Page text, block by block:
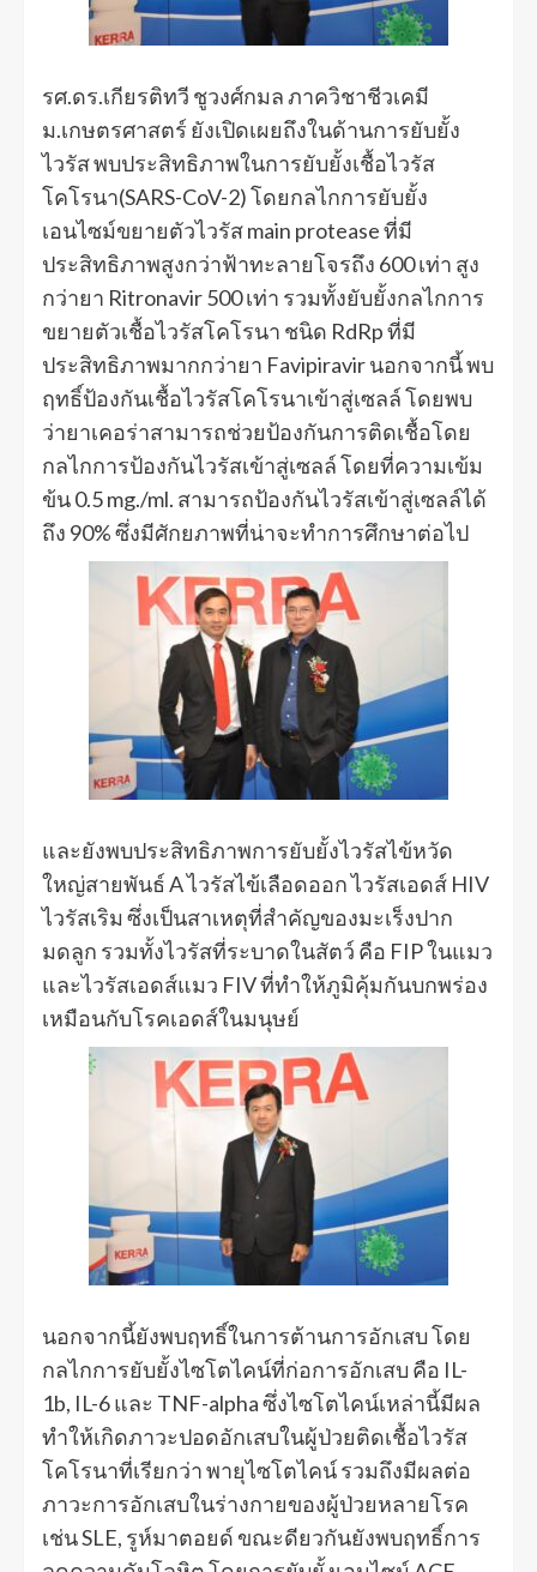
รศ.ดร.เกียรติทวี ชูวงศ์กมล ภาควิชาชีวเคมี
ม.เกษตรศาสตร์ ยังเปิดเผยถึงในด้านการยับยั้ง
ไวรัส พบประสิทธิภาพในการยับยั้งเชื้อไวรัส
โคโรนา(SARS-CoV-2) โดยกลไกการยับยั้ง
เอนไซม์ขยายตัวไวรัส main protease ที่มี
ประสิทธิภาพสูงกว่าฟ้าทะลายโจรถึง 600 เท่า สูง
กว่ายา Ritronavir 500 เท่า รวมทั้งยับยั้งกลไกการ
ขยายตัวเชื้อไวรัสโคโรนา ชนิด RdRp ที่มี
ประสิทธิภาพมากกว่ายา Favipiravir นอกจากนี้ พบ
ฤทธิ์ป้องกันเชื้อไวรัสโคโรนาเข้าสู่เซลล์ โดยพบ
ว่ายาเคอร่าสามารถช่วยป้องกันการติดเชื้อโดย
กลไกการป้องกันไวรัสเข้าสู่เซลล์ โดยที่ความเข้ม
ข้น 0.5 mg./ml. สามารถป้องกันไวรัสเข้าสู่เซลล์ได้
ถึง 90% ซึ่งมีศักยภาพที่น่าจะทำการศึกษาต่อไป
และยังพบประสิทธิภาพการยับยั้งไวรัสไข้หวัด
ใหญ่สายพันธ์ A ไวรัสไข้เลือดออก ไวรัสเอดส์ HIV
ไวรัสเริม ซึ่งเป็นสาเหตุที่สำคัญของมะเร็งปาก
มดลูก รวมทั้งไวรัสที่ระบาดในสัตว์ คือ FIP ในแมว
และไวรัสเอดส์แมว FIV ที่ทำให้ภูมิคุ้มกันบกพร่อง
เหมือนกับโรคเอดส์ในมนุษย์
นอกจากนี้ยังพบฤทธิ์ในการต้านการอักเสบ โดย
กลไกการยับยั้งไซโตไคน์ที่ก่อการอักเสบ คือ IL-
1b, IL-6 และ TNF-alpha ซึ่งไซโตไคน์เหล่านี้มีผล
ทำให้เกิดภาวะปอดอักเสบในผู้ป่วยติดเชื้อไวรัส
โคโรนาที่เรียกว่า พายุไซโตไคน์ รวมถึงมีผลต่อ
ภาวะการอักเสบในร่างกายของผู้ป่วยหลายโรค
เช่น SLE, รูห์มาตอยด์ ขณะดียวกันยังพบฤทธิ์การ